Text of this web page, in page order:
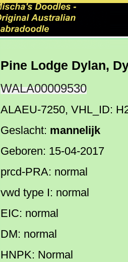
Pine Lodge Dylan,
WALA00009530
ALAEU-7250, VHL_ID:
Geslacht: mannelijk
Geboren: 15-04-2017
prcd-PRA: normal
vwd type I: normal
EIC: normal
DM: normal
HNPK: Normal